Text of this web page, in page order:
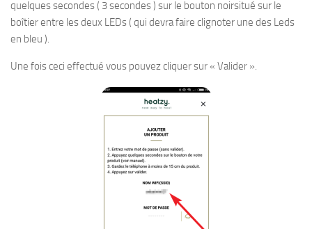
quelques secondes ( 3 secondes ) sur le bouton noirsitué sur le
boîtier entre les deux LEDs ( qui devra faire clignoter une des Leds
en bleu ).
Une fois ceci effectué vous pouvez cliquer sur « Valider ».